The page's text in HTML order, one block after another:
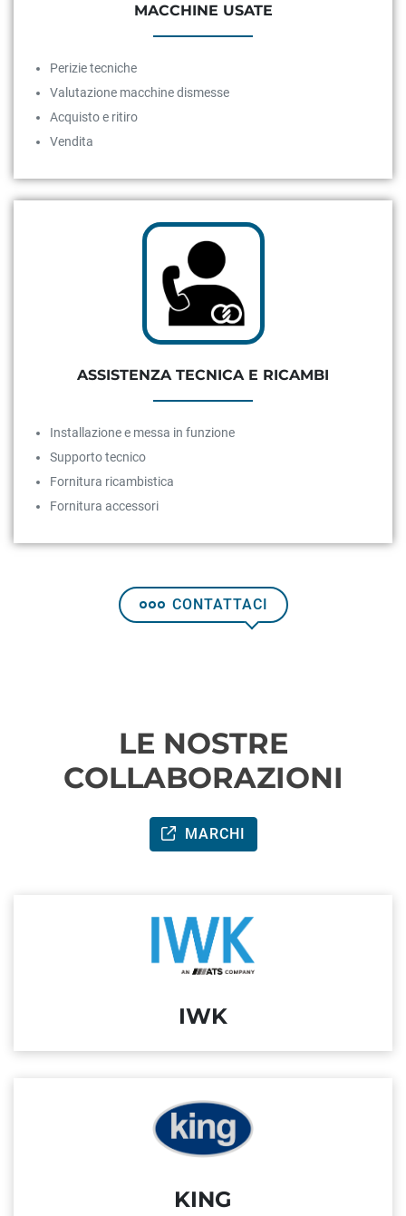
MACCHINE USATE
Perizie tecniche
Valutazione macchine dismesse
Acquisto e ritiro
Vendita
ASSISTENZA TECNICA E RICAMBI
Installazione e messa in funzione
Supporto tecnico
Fornitura ricambistica
Fornitura accessori
CONTATTACI
LE NOSTRE
COLLABORAZIONI
MARCHI
IWK
KING